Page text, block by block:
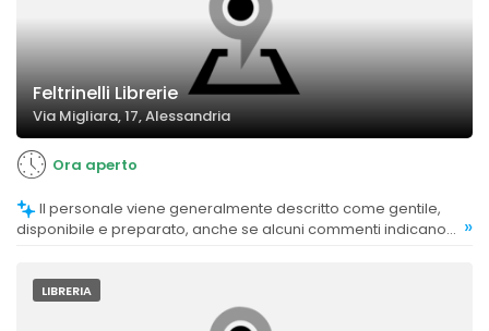
Feltrinelli Librerie
Via Migliara, 17, Alessandria
Ora aperto
disponibile e preparato, anche se alcuni commenti indicano
»
LIBRERIA